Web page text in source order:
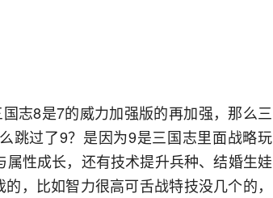
志8是7的威力加强版的再加强，那么三
跳过了9？是因为9是三国志里面战略玩
性成长，还有技术提升兵种、结婚生娃
，比如智力很高可舌战特技没几个的，